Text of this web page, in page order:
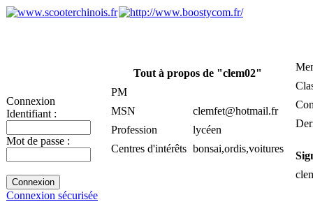
Connexion
Identifiant :
Mot de passe :
Connexion sécurisée
Tout à propos de "clem02"
PM
MSN
clemfet@hotmail.fr
Profession
lycéen
Centres d'intérêts bonsai,ordis,voitures